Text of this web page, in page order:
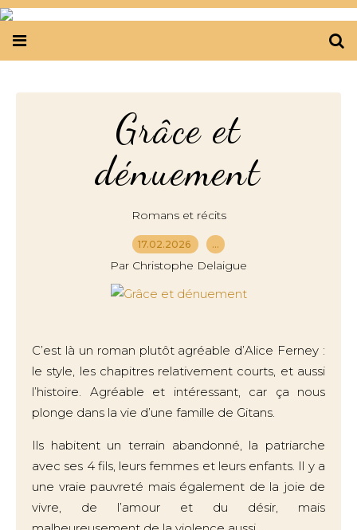
Grâce et
dénuement
Romans et récits
17.02.2026 …
Par Christophe Delaigue
C’est là un roman plutôt agréable d’Alice Ferney :
le style, les chapitres relativement courts, et aussi
l’histoire. Agréable et intéressant, car ça nous
plonge dans la vie d’une famille de Gitans.
Ils habitent un terrain abandonné, la patriarche
avec ses 4 fils, leurs femmes et leurs enfants. Il y a
une vraie pauvreté mais également de la joie de
vivre, de l’amour et du désir, mais